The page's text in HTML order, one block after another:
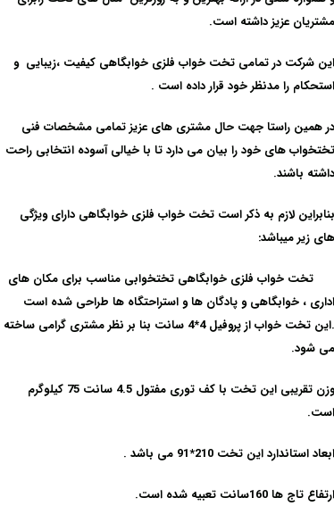
مشتریان عزیز داشته است.
این شرکت در تمامی تخت خواب فلزی خوابگاهی کیفیت ،زیبایی و
استحکام را مدنظر خود قرار داده است .
در همین راستا جهت حال مشتری های عزیز تمامی مشخصات فنی
تختخواب های خود را بیان می دارد تا با خیالی آسوده انتخابی راحت
داشته باشند.
بنابراین لازم به ذکر است تخت خواب فلزی خوابگاهی دارای ویژگی
های زیر میباشد:
تخت خواب فلزی خوابگاهی تختخوابی مناسب برای مکان های
اداری ، خوابگاهی و پادگان ها و استراحتگاه ها طراحی شده است
.این تخت خواب از پروفیل 4*4 سانت بنا بر نظر مشتری گرامی ساخته
می شود.
وزن تقریبی این تخت با کف توری مفتول 4.5 سانت 75 کیلوگرم
است.
ابعاد استاندارد این تخت 210*91 می باشد .
ارتفاع تاج ها 160سانت تعبیه شده است.